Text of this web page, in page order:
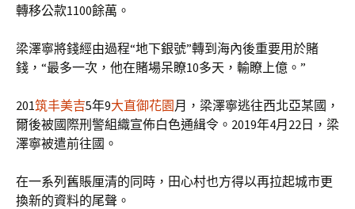
轉移公款1100餘萬。
梁澤寧將錢經由過程“地下銀號”轉到海內後重要用於賭
錢，“最多一次，他在賭場呆瞭10多天，輸瞭上億。”
201筑丰美吉5年9大直御花園月，梁澤寧逃往西北亞某國，
爾後被國際刑警組織宣佈白色通緝令。2019年4月22日，梁
澤寧被遣前往國。
在一系列舊賬厘清的同時，田心村也方得以再拉起城市更
換新的資料的尾聲。